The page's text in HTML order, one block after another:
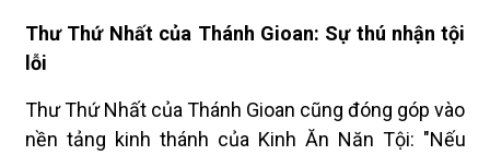
Thư Thứ Nhất của Thánh Gioan: Sự thú nhận tội
lỗi
Thư Thứ Nhất của Thánh Gioan cũng đóng góp vào
nền tảng kinh thánh của Kinh Ăn Năn Tội: "Nếu